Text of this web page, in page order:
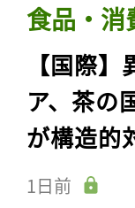
食品・消
【国際
ア、茶の
が構造的
1日前